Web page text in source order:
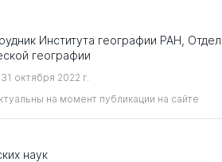
Института географии РАН, Отдел
географии
октября 2022 г.
на момент публикации на сайте
наук